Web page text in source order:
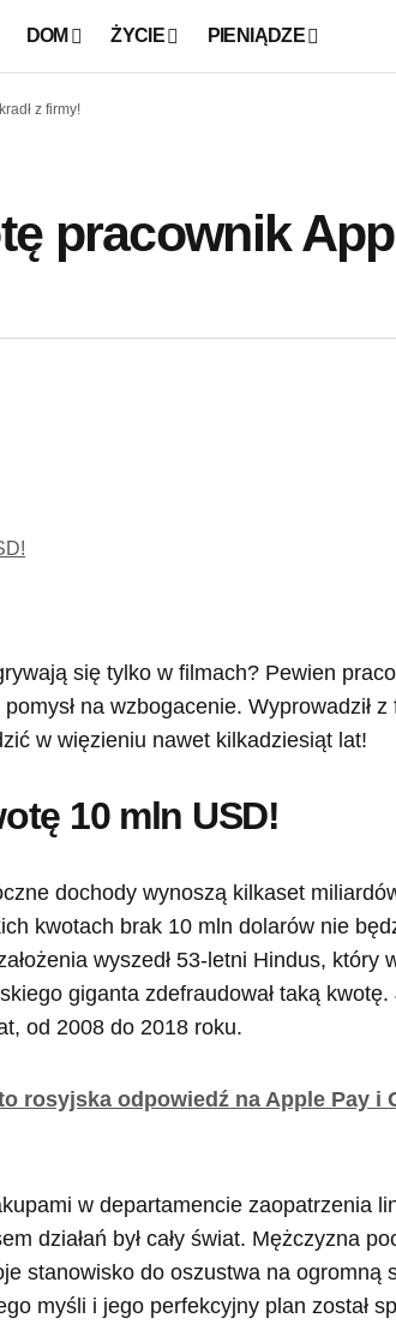
DOM ŻYCIE PIENIĄDZE
z firmy!
pracownik
się tylko w filmach? Pewien
na wzbogacenie. Wyprowadził z
w więzieniu nawet kilkadziesiąt lat!
10 mln USD!
dochody wynoszą kilkaset
kwotach brak 10 mln dolarów nie
wyszedł 53-letni Hindus, który
giganta zdefraudował taką kwotę.
od 2008 do 2018 roku.
rosyjska odpowiedź na Apple Pay i
w departamencie zaopatrzenia
działań był cały świat. Mężczyzna
stanowisko do oszustwa na ogromną
myśli i jego perfekcyjny plan został